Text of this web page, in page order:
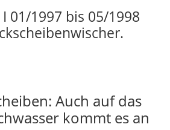
01/1997 bis 05/1998
Auch auf das
kommt es an